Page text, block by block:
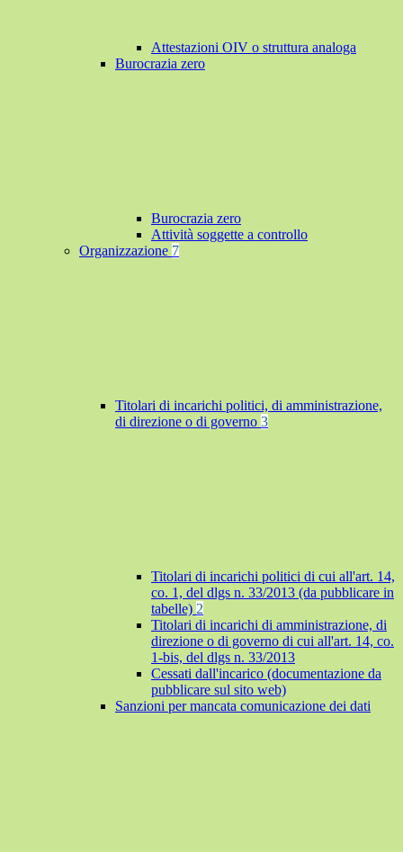
Attestazioni OIV o struttura analoga
Burocrazia zero
Burocrazia zero
Attività soggette a controllo
Organizzazione 7
Titolari di incarichi politici, di amministrazione,
di direzione o di governo 3
Titolari di incarichi politici di cui all'art. 14,
co. 1, del dlgs n. 33/2013 (da pubblicare in
tabelle) 2
Titolari di incarichi di amministrazione, di
direzione o di governo di cui all'art. 14, co.
1-bis, del dlgs n. 33/2013
Cessati dall'incarico (documentazione da
pubblicare sul sito web)
Sanzioni per mancata comunicazione dei dati